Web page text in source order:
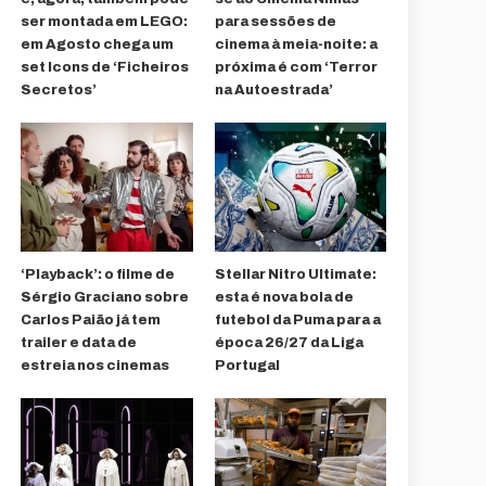
ser montada em LEGO:
em Agosto chega um
set Icons de ‘Ficheiros
Secretos’
para sessões de
cinema à meia-noite: a
próxima é com ‘Terror
na Autoestrada’
‘Playback’: o filme de
Sérgio Graciano sobre
Carlos Paião já tem
trailer e data de
estreia nos cinemas
Stellar Nitro Ultimate:
esta é nova bola de
futebol da Puma para a
época 26/27 da Liga
Portugal